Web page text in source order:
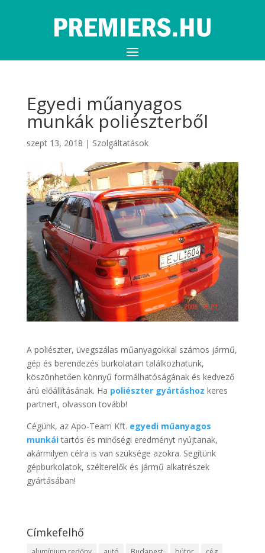
Egyedi műanyagos
munkák poliészterből
szept 13, 2018 | Szolgáltatások
A poliészter, üvegszálas műanyagokkal számos jármű,
gép és berendezés burkolatain találkozhatunk,
köszönhetően könnyű formálhatóságának és kedvező
árú előállításának. Ha poliészter gyártáshoz keres
partnert, olvasson tovább!
Cégünk, az Apo-Team Kft. egyedi műanyagos
munkáitartós és minőségi eredményt nyújtanak,
akármilyen célra is van szüksége azokra. Segítünk
gépburkolatok, szélterelők és jármű alkatrészek
gyártásában!
Címkefelhő